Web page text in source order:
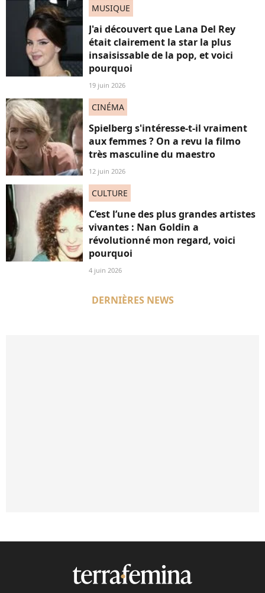
MUSIQUE
J'ai découvert que Lana Del Rey
était clairement la star la plus
insaisissable de la pop, et voici
pourquoi
19 juin 2026
CINÉMA
Spielberg s'intéresse-t-il vraiment
aux femmes ? On a revu la filmo
très masculine du maestro
12 juin 2026
CULTURE
C’est l’une des plus grandes artistes
vivantes : Nan Goldin a
révolutionné mon regard, voici
pourquoi
4 juin 2026
DERNIÈRES NEWS